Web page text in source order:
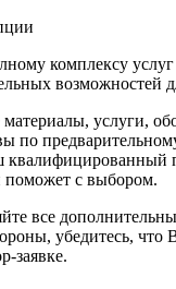
комплексу
возможностей
услуги,
по
квалифицированный
поможет с выбором.
все
убедитесь, что
заявке.